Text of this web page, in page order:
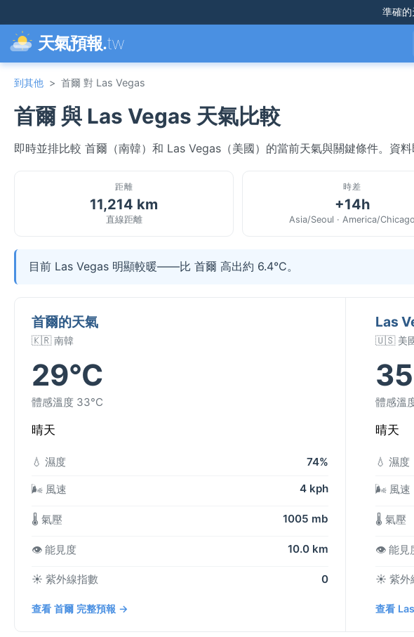
準確
天氣預報.tw
到其他 > 首爾 對 Las Vegas
首爾 與 Las Vegas 天氣比較
即時並排比較 首爾（南韓）和 Las Vegas（美國）的當前天氣與關鍵條件。資料
距離
11,214 km
直線距離
時差
+14h
Asia/Seoul · America/Chicago
目前 Las Vegas 明顯較暖——比 首爾 高出約 6.4°C。
首爾的天氣
🇰🇷 南韓
29°C
體感溫度 33°C
晴天
💧 濕度 74%
🌬️ 風速 4 kph
🌡️ 氣壓 1005 mb
👁️ 能見度 10.0 km
☀️ 紫外線指數 0
查看 首爾 完整預報 →
Las
🇺🇸 美
體感溫
晴天
💧 濕度
🌬️ 風速
🌡️ 氣壓
👁️ 能見
☀️ 紫外
查看